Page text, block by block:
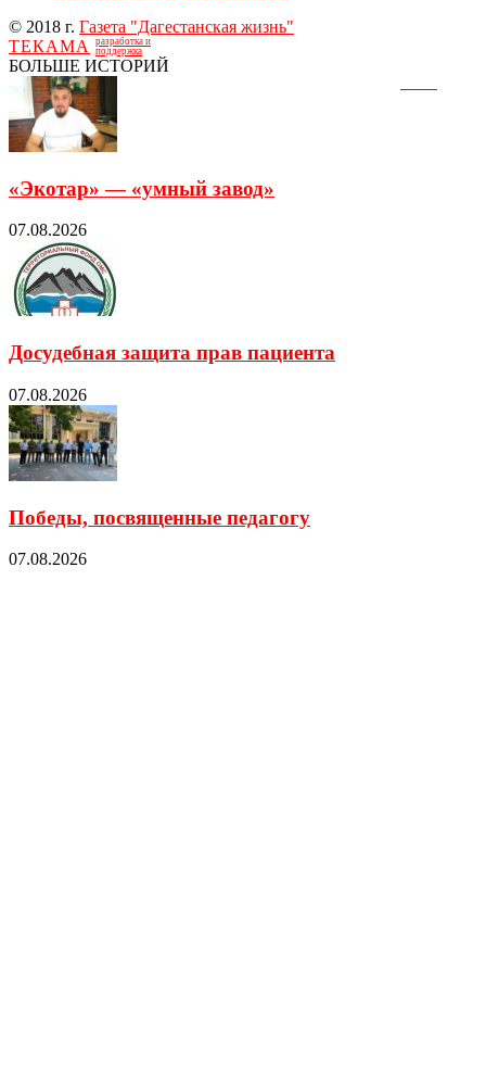
© 2018 г. Газета "Дагестанская жизнь"
ТЕКАМА
разработка и
поддержка
БОЛЬШЕ ИСТОРИЙ
«Экотар» — «умный завод»
07.08.2026
Досудебная защита прав пациента
07.08.2026
Победы, посвященные педагогу
07.08.2026